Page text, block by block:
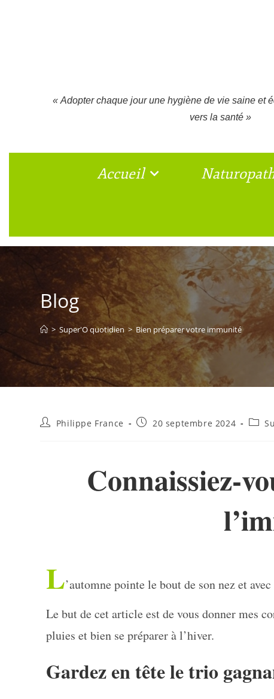
« Adopter chaque jour une hygiène de vie saine et
vers la santé »
Accueil
Blog
> Super'O quotidien > Bien préparer votre immunité
Philippe France 20 septembre 2024
Connaissiez-
L’automne pointe le bout de son nez et
Le but de cet article est de vous donner mes
pluies et bien se préparer à l’hiver.
Gardez en tête le trio